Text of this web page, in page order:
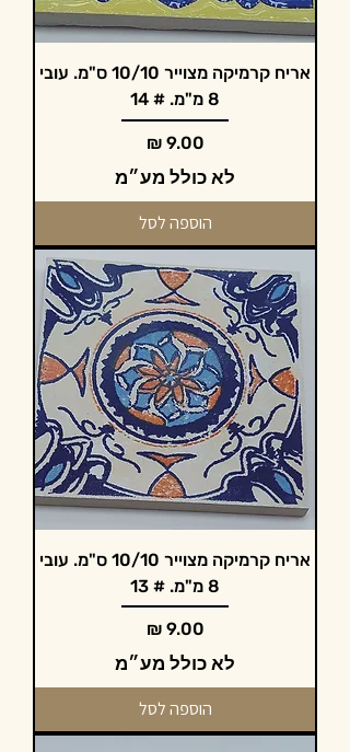
אריח קרמיקה מצוייר 10/10 ס"מ. עובי
8 מ"מ. # 14
מחיר
לא כולל מע״מ
הוספה לסל
אריח קרמיקה מצוייר 10/10 ס"מ. עובי
8 מ"מ. # 13
מחיר
לא כולל מע״מ
הוספה לסל